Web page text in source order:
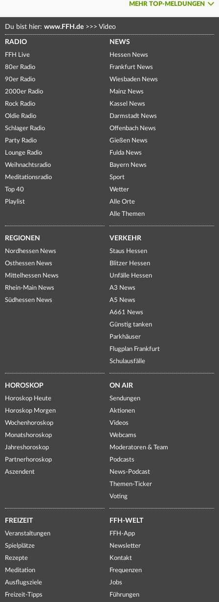
MEHR TOP-MELDUNGEN
Du bist hier: www.FFH.de >>> Video
RADIO
FFH Live
80er Radio
90er Radio
2000er Radio
Rock Radio
Oldie Radio
Schlager Radio
Party Radio
Lounge Radio
Weihnachtsradio
Meditationsradio
Top 40
Playlist
NEWS
Hessen News
Frankfurt News
Wiesbaden News
Mainz News
Kassel News
Darmstadt News
Offenbach News
Gießen News
Fulda News
Bayern News
Sport
Wetter
Alle Orte
Alle Themen
REGIONEN
Nordhessen News
Osthessen News
Mittelhessen News
Rhein-Main News
Südhessen News
VERKEHR
Staus Hessen
Blitzer Hessen
Unfälle Hessen
A3 News
A5 News
A661 News
Günstig tanken
Parkhäuser
Flugplan Frankfurt
Schulausfälle
HOROSKOP
Horoskop Heute
Horoskop Morgen
Wochenhoroskop
Monatshoroskop
Jahreshoroskop
Partnerhoroskop
Aszendent
ON AIR
Sendungen
Aktionen
Videos
Webcams
Moderatoren & Team
Podcasts
News-Podcast
Themen-Ticker
Voting
FREIZEIT
Veranstaltungen
Spielplätze
Rezepte
Meditation
Ausflugsziele
Freizeit-Tipps
FFH-WELT
FFH-App
Newsletter
Kontakt
Frequenzen
Jobs
Führungen